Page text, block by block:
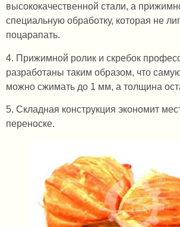
высококачественной стали, а
специальную обработку, которая не
поцарапать.
4. Прижимной ролик и скребок
разработаны таким образом, что
можно сжимать до 1 мм, а толщина
5. Складная конструкция экономит
переноске.